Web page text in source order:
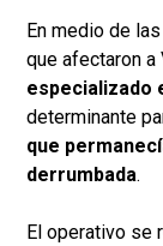
En medio de
que afectaron a
especializado
determinante
que
derrumbada.
El operativo se